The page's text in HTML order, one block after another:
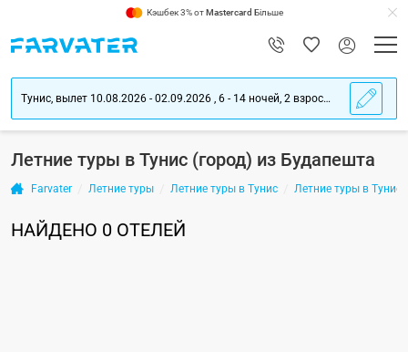
Кэшбек 3% отMastercard Більше
Тунис, вылет 10.08.2026 - 02.09.2026 , 6 - 14 ночей, 2 взрослых
Летние туры в Тунис (город) из Будапешта
Farvater Летние туры Летние туры в Тунис Летние туры в Тунис
НАЙДЕНО 0 ОТЕЛЕЙ